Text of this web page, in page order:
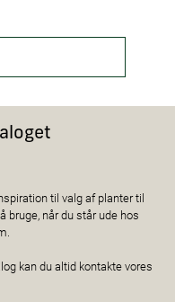
til valg af planter til
bruge, når du står ude hos
kan du altid kontakte vores